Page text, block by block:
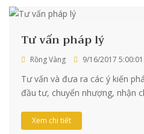
Tư vấn pháp lý
Rồng Vàng 9/16/2017 5:00:01
Tư vấn và đưa ra các ý kiến
đầu tư, chuyển nhượng, nhận
Xem chi tiết